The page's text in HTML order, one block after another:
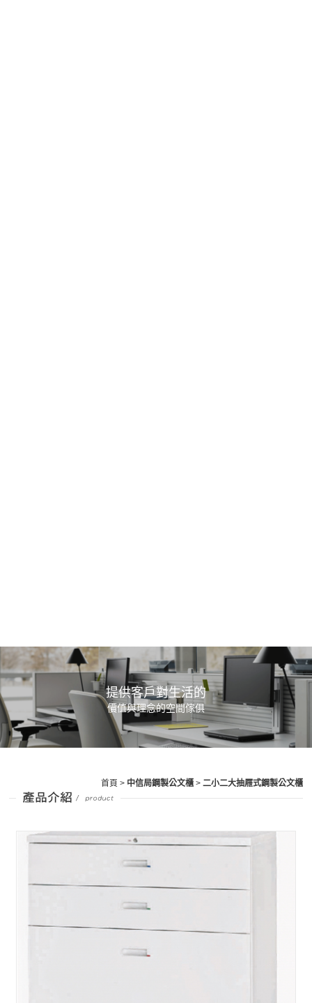
提供客戶對生活的
價值與理念的空間傢俱
首頁 > 中信局鋼製公文櫃> 二小二大抽屜式鋼製公文櫃